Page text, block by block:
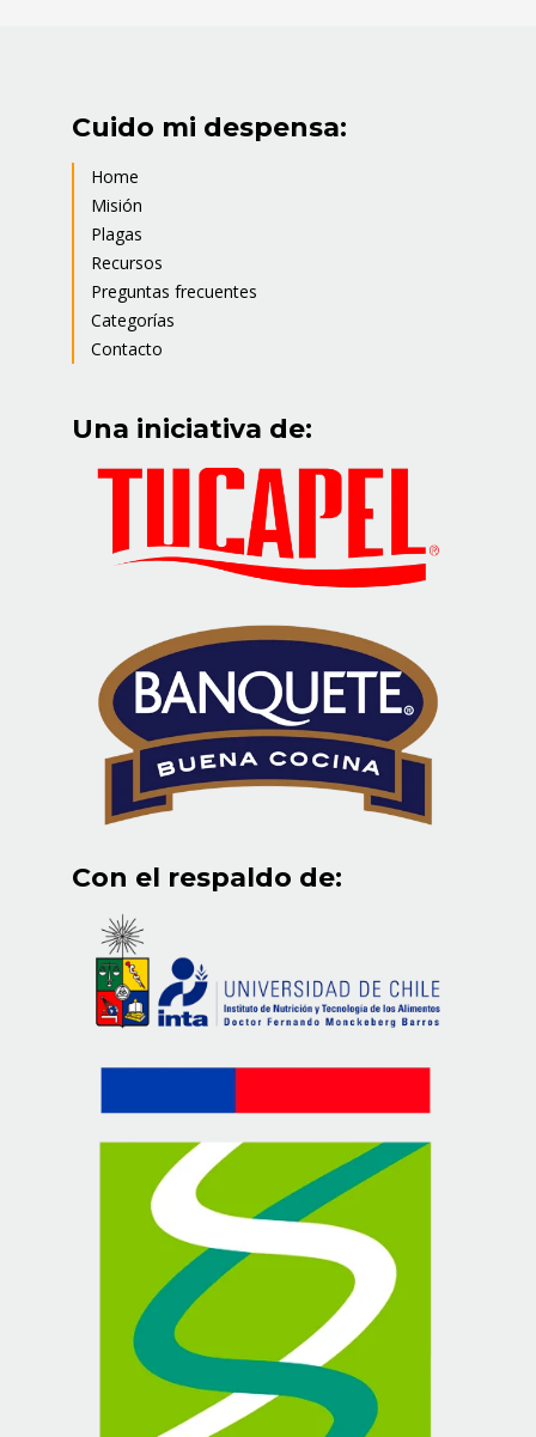
Cuido mi despensa:
Home
Misión
Plagas
Recursos
Preguntas frecuentes
Categorías
Contacto
Una iniciativa de:
Con el respaldo de: